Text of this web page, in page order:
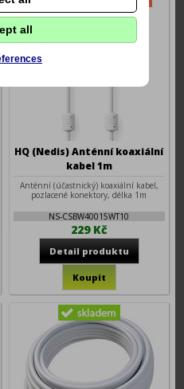
HQ (Nedis) Anténní koaxiální
kabel 1m
Anténní (účastnický) koaxiální kabel,
pozlacené konektory, délka 1m
NS-CSBW40015WT10
229 Kč
all